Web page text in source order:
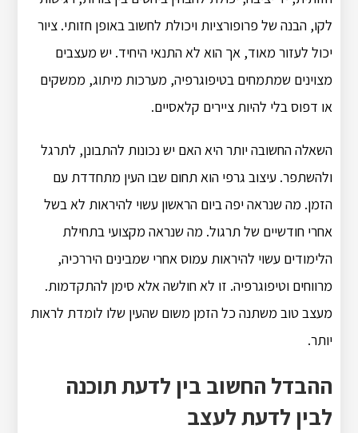
לקו, הבנה של פרופורציות ויכולת לחשוב באופן חזותי. ציור
יכול לעזור מאוד, אך הוא לא התנאי היחיד. יש מעצבים
מצוינים שמתמחים בטיפוגרפיה, מערכות מיתוג, ממשקים
או דפוס בלי להיות ציירים קלאסיים.
השאלה החשובה יותר היא האם יש נכונות להתבונן, לתרגל
ולהשתפר. עיצוב גרפי הוא תחום שבו העין מתחדדת עם
הזמן. מה שנראה יפה ביום הראשון עשוי להיראות לא בשל
אחרי חודשיים של תרגול. מה שנראה מקצועי בתחילת
הלימודים עשוי להיראות עמוס אחרי שמבינים היררכיה,
מרווחים וטיפוגרפיה. זו לא חולשה אלא סימן להתקדמות.
מעצב טוב משתנה כל הזמן משום שהעין שלו לומדת לראות
יותר.
ההבדל החשוב בין לדעת תוכנה
לבין לדעת לעצב